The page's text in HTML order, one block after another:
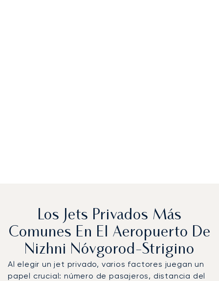
Los Jets Privados Más
Comunes En El Aeropuerto De
Nizhni Nóvgorod-Strigino
Al elegir un jet privado, varios factores juegan un
papel crucial: número de pasajeros, distancia del